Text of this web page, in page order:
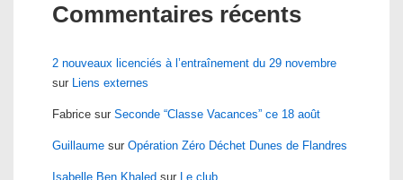
Commentaires récents
2 nouveaux licenciés à l’entraînement du 29 novembre
sur Liens externes
Fabrice sur Seconde “Classe Vacances” ce 18 août
Guillaume sur Opération Zéro Déchet Dunes de Flandres
Isabelle Ben Khaled sur Le club